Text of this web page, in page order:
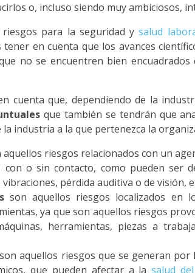
o, incluso siendo muy ambiciosos,
riesgos para la seguridad ysalud
en cuenta que los avances
no se encuentren bien
cuenta que, dependiendo de la
que también se tendrán que
la industria a la que pertenezca la
aquellos riesgos relacionados con un
con o sin contacto, como pueden ser
pérdida auditiva o de visión,
son aquellos riesgos localizados en
ya que son aquellos riesgos
herramientas, piezas a
son aquellos riesgos que se generan
que pueden afectar a lasalud